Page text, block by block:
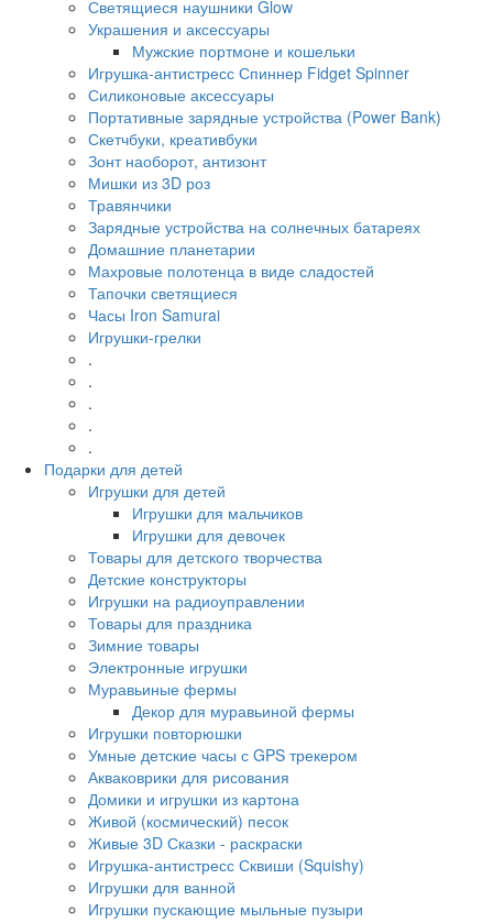
Светящиеся наушники Glow
Украшения и аксессуары
Мужские портмоне и кошельки
Игрушка-антистресс Спиннер Fidget Spinner
Силиконовые аксессуары
Портативные зарядные устройства (Power Bank)
Скетчбуки, креативбуки
Зонт наоборот, антизонт
Мишки из 3D роз
Травянчики
Зарядные устройства на солнечных батареях
Домашние планетарии
Махровые полотенца в виде сладостей
Тапочки светящиеся
Часы Iron Samurai
Игрушки-грелки
.
.
.
.
.
Подарки для детей
Игрушки для детей
Игрушки для мальчиков
Игрушки для девочек
Товары для детского творчества
Детские конструкторы
Игрушки на радиоуправлении
Товары для праздника
Зимние товары
Электронные игрушки
Муравьиные фермы
Декор для муравьиной фермы
Игрушки повторюшки
Умные детские часы с GPS трекером
Акваковрики для рисования
Домики и игрушки из картона
Живой (космический) песок
Живые 3D Сказки - раскраски
Игрушка-антистресс Сквиши (Squishy)
Игрушки для ванной
Игрушки пускающие мыльные пузыри